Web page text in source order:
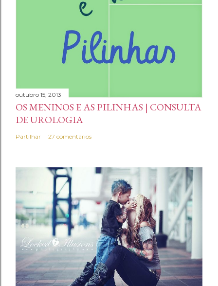
outubro 15, 2013
OS MENINOS E AS PILINHAS | CONSULTA
DE UROLOGIA
Partilhar 27 comentários